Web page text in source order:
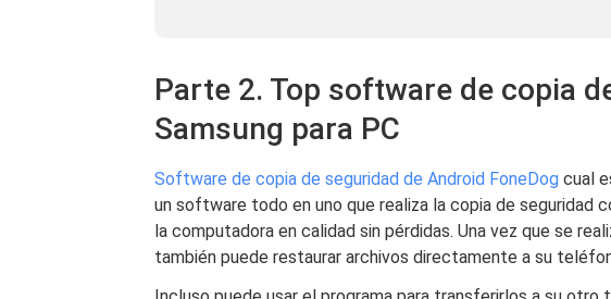
Parte 2. Top software de copia
Samsung para PC
Software de copia de seguridad de Android FoneDog cual
un software todo en uno que realiza la copia de seguridad
la computadora en calidad sin pérdidas. Una vez que se
también puede restaurar archivos directamente a su